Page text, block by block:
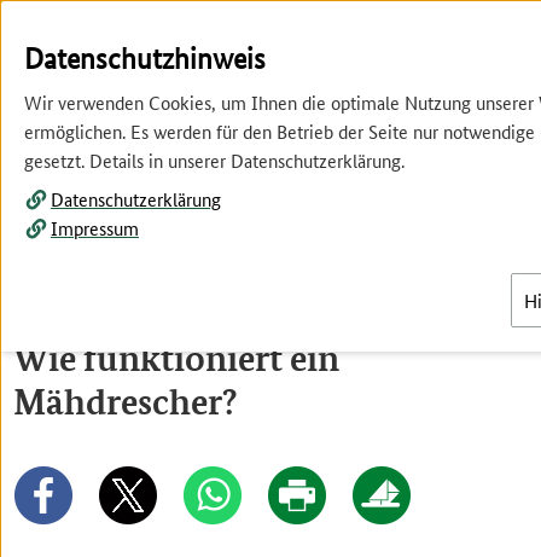
Springe
Hauptnavigation
Springe
Inhalt
Wie funktioniert ein
Mähdrescher?
Datenschutzhinweis
Wir verwenden Cookies, um Ihnen die optimale Nutzung unserer
ermöglichen. Es werden für den Betrieb der Seite nur notwendige
gesetzt. Details in unserer Datenschutzerklärung.
Datenschutzerklärung
Impressum